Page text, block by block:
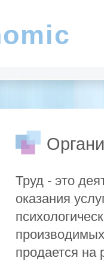
Труд - это
оказания
продается на